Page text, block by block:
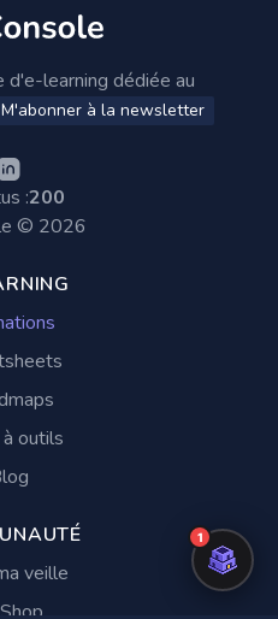
d'e-learning dédiée au
M'abonner à la newsletter
:200
© 2026
outils
veille